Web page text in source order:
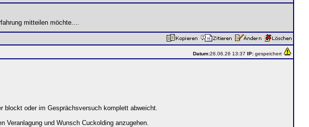
mitteilen möchte....
Datum:26.06.26 13:37 IP: gespeichert
blockt oder im Gesprächsversuch komplett abweicht.
Veranlagung und Wunsch Cuckolding anzugehen.